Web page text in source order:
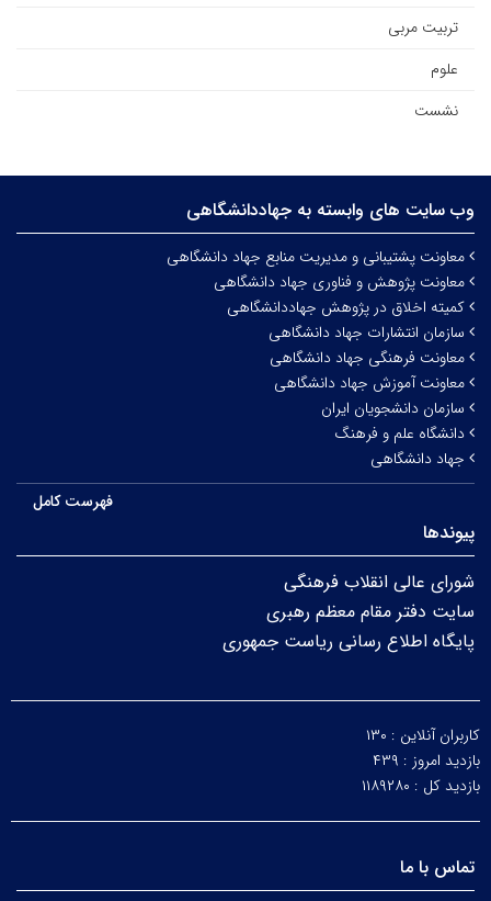
تربیت مربی
علوم
نشست
وب سایت های وابسته به جهاددانشگاهی
معاونت پشتیبانی و مدیریت منابع جهاد دانشگاهی
معاونت پژوهش و فناوری جهاد دانشگاهی
کمیته اخلاق در پژوهش جهاددانشگاهی
سازمان انتشارات جهاد دانشگاهی
معاونت فرهنگی جهاد دانشگاهی
معاونت آموزش جهاد دانشگاهی
سازمان دانشجویان ایران
دانشگاه علم و فرهنگ
جهاد دانشگاهی
فهرست کامل
پیوندها
شورای عالی انقلاب فرهنگی
سایت دفتر مقام معظم رهبری
پایگاه اطلاع رسانی ریاست جمهوری
کاربران آنلاین : ۱۳۰
بازدید امروز : ۴۳۹
بازدید کل : ۱۱۸۹۲۸۰
تماس با ما